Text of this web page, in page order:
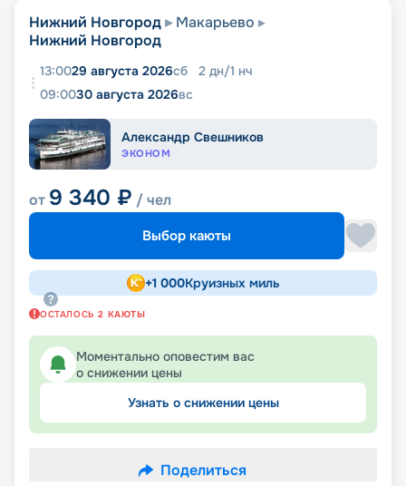
Нижний Новгород
Макарьево
Нижний Новгород
13:0029 августа 2026сб 2 дн/1 нч
09:0030 августа 2026вс
Александр Свешников
ЭКОНОМ
от 9 340 ₽ / чел
Выбор каюты
+1 000Круизных миль
ОСТАЛОСЬ 2 КАЮТЫ
Моментально оповестим вас
о снижении цены
Узнать о снижении цены
Поделиться